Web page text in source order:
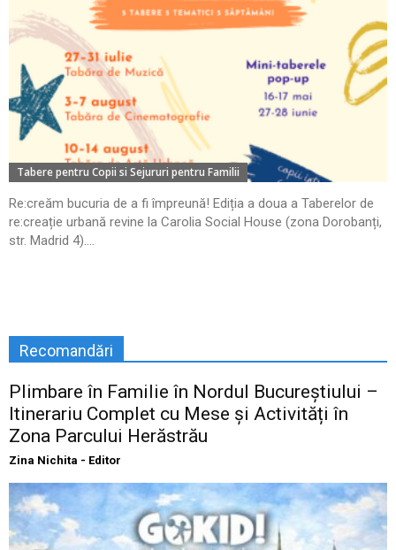
Tabere pentru Copii si Sejururi pentru Familii
Re:creăm bucuria de a fi împreună! Ediția a doua a Taberelor de
re:creație urbană revine la Carolia Social House (zona Dorobanți,
str. Madrid 4)....
Recomandări
Plimbare în Familie în Nordul Bucureștiului –
Itinerariu Complet cu Mese și Activități în
Zona Parcului Herăstrău
Zina Nichita - Editor